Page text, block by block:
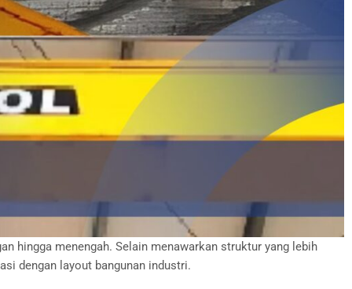
hingga menengah. Selain menawarkan struktur yang lebih
dengan layout bangunan industri.